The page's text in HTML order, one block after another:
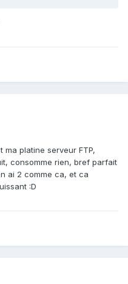
platine serveur FTP,
consomme rien, bref parfait
ai 2 comme ca, et ca
:D